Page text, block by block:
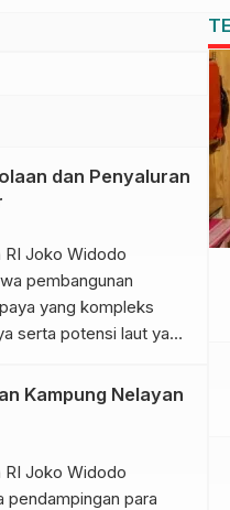
dan Penyaluran
RI Joko Widodo
pembangunan
yang kompleks
serta potensi laut yang
Modern di Desa
Papua, Kamis
ini tidak hanya
[…]
Kampung Nelayan
RI Joko Widodo
para